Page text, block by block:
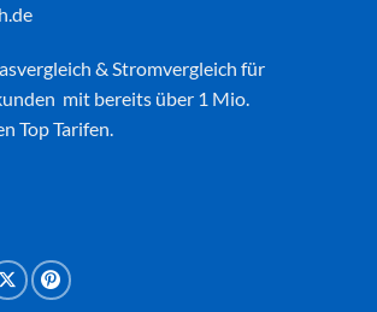
& Stromvergleich für
mit bereits über 1 Mio.
Top Tarifen.